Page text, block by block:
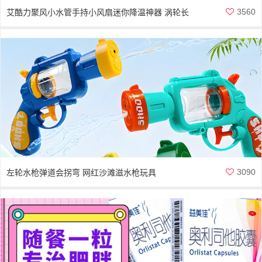
艾酷力聚风小水管手持小风扇迷你降温神器 涡轮长
续航大风力便携随身风扇
3560
左轮水枪弹道会拐弯 网红沙滩滋水枪玩具 3090